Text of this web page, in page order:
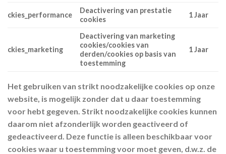
ckies_performance
Deactivering van prestatie
cookies
1 Jaar
ckies_marketing
Deactivering van marketing
cookies/cookies van
derden/cookies op basis van
toestemming
1 Jaar
Het gebruiken van strikt noodzakelijke cookies op onze
website, is mogelijk zonder dat u daar toestemming
voor hebt gegeven. Strikt noodzakelijke cookies kunnen
daarom niet afzonderlijk worden geactiveerd of
gedeactiveerd. Deze functie is alleen beschikbaar voor
cookies waar u toestemming voor moet geven, d.w.z. de